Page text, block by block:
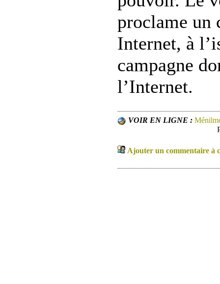
proclame un
Internet, à
campagne
l’Internet.
VOIR EN LIGNE :
Ajouter un commentaire à